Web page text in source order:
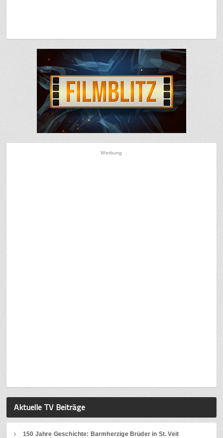
Werbung
Aktuelle TV Beiträge
150 Jahre Geschichte: Barmherzige Brüder in St. Veit